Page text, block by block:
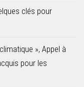
clés pour
», Appel à
pour les